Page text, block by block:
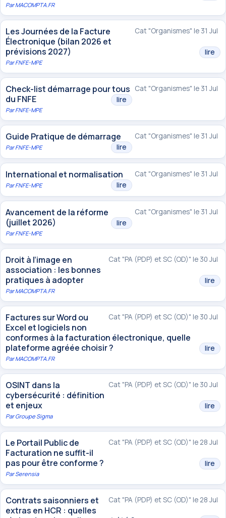
ParMACOMPTA.FR
Cat "Organismes" le 31 Jul
Les Journées de la Facture
Électronique (bilan 2026 et
prévisions 2027)
lire
ParFNFE-MPE
Cat "Organismes" le 31 Jul
Check-list démarrage pour tous
du FNFE
lire
ParFNFE-MPE
Cat "Organismes" le 31 Jul
Guide Pratique de démarrage
lire
ParFNFE-MPE
Cat "Organismes" le 31 Jul
International et normalisation
lire
ParFNFE-MPE
Cat "Organismes" le 31 Jul
Avancement de la réforme
(juillet 2026)
lire
ParFNFE-MPE
Cat "PA (PDP) et SC (OD)" le 30 Jul
Droit à l’image en
association : les bonnes
pratiques à adopter
lire
ParMACOMPTA.FR
Cat "PA (PDP) et SC (OD)" le 30 Jul
Factures sur Word ou
Excel et logiciels non
conformes à la facturation électronique, quelle
plateforme agréée choisir ?
lire
ParMACOMPTA.FR
Cat "PA (PDP) et SC (OD)" le 30 Jul
OSINT dans la
cybersécurité : définition
et enjeux
lire
ParGroupe Sigma
Cat "PA (PDP) et SC (OD)" le 28 Jul
Le Portail Public de
Facturation ne suffit-il
pas pour être conforme ?
lire
ParSerensia
Cat "PA (PDP) et SC (OD)" le 28 Jul
Contrats saisonniers et
extras en HCR : quelles